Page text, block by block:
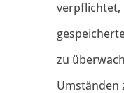
zu
Umständen